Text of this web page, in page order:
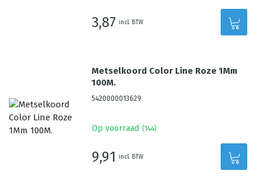
3,87 incl. BTW
Metselkoord Color Line Roze 1Mm
100M.
5420000013629
Op voorraad (144)
9,91 incl. BTW